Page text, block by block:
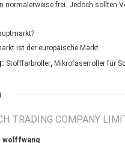
normalerweise frei. Jedoch sollten
ist der europäische Markt.
Stofffarbroller, Mikrofaserroller für
TRADING COMPANY
wolffwang